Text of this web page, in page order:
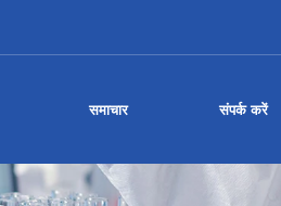
समाचार संपर्क करें